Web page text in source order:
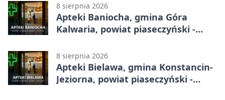
8 sierpnia 2026
Apteki Baniocha, gmina Góra
Kalwaria, powiat piaseczyński -
8 sierpnia 2026
Apteki Bielawa, gmina Konstancin-
Jeziorna, powiat piaseczyński -